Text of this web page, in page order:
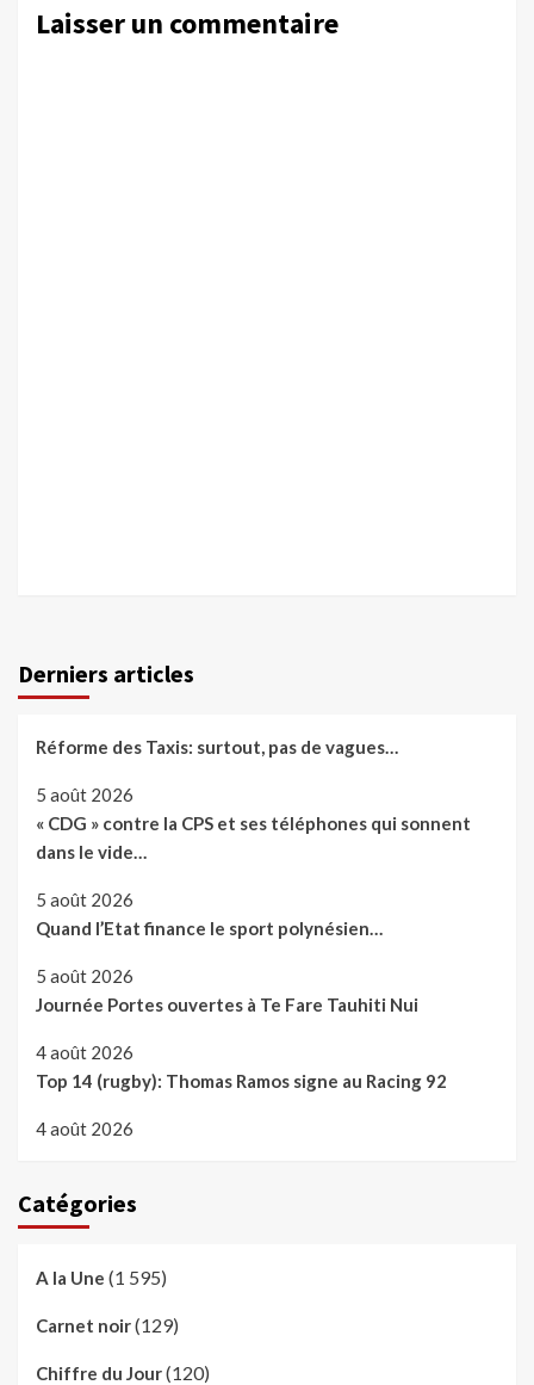
Laisser un commentaire
Derniers articles
Réforme des Taxis: surtout, pas de vagues…
5 août 2026
« CDG » contre la CPS et ses téléphones qui sonnent
dans le vide…
5 août 2026
Quand l’Etat finance le sport polynésien…
5 août 2026
Journée Portes ouvertes à Te Fare Tauhiti Nui
4 août 2026
Top 14 (rugby): Thomas Ramos signe au Racing 92
4 août 2026
Catégories
A la Une (1 595)
Carnet noir(129)
Chiffre du Jour(120)